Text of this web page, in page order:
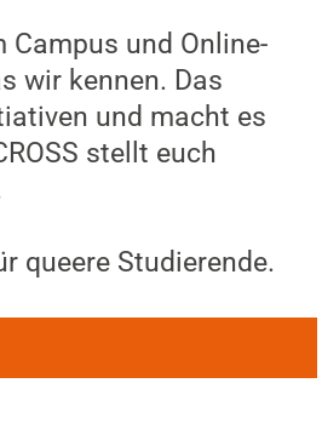
und Online-
wir kennen. Das
und macht es
stellt euch
queere Studierende.